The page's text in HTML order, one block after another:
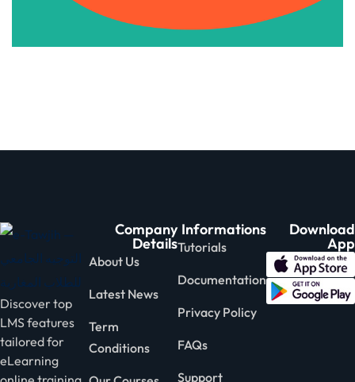
Discover top
LMS features
tailored for
eLearning
Company
Details
About Us
Latest News
Term
Conditions
Informations
Tutorials
Documentation
Privacy Policy
FAQs
Support
Download
App